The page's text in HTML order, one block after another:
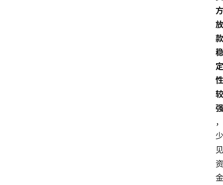
方
放
款
稳
定
性
较
强
，
少
见
资
金